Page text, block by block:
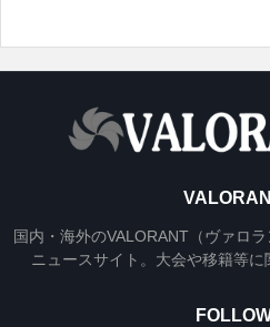
国内・海外のVALORANT（ヴァロ
ニュースサイト。大会や移籍等に